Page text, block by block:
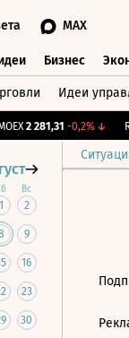
MAX
Бизнес
Идеи
2 281,31 -0,2%↓
Вс
1 2
9
16
23
30